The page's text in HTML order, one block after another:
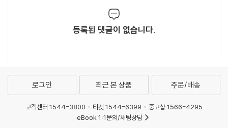
등록된 댓글이 없습니다.
로그인 최근 본 상품 주문/배송
고객센터 1544-3800 티켓 1544-6399
중고샵 1566-4295
eBook 1:1문의/채팅상담